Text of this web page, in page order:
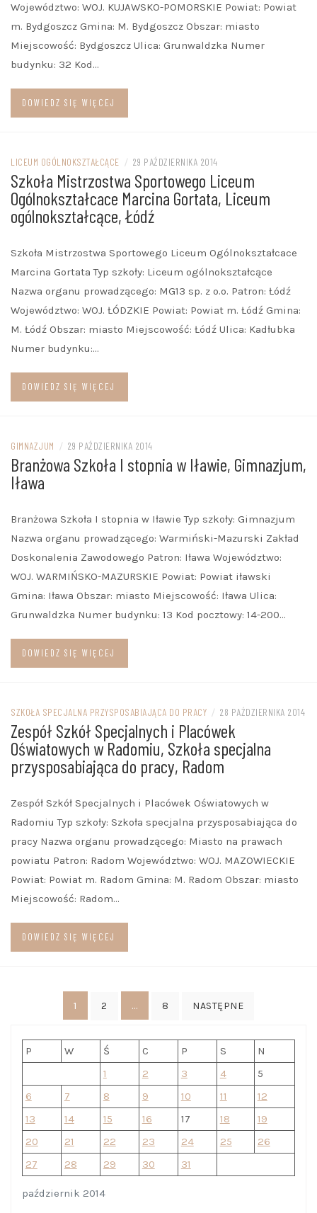
Województwo: WOJ. KUJAWSKO-POMORSKIE Powiat: Powiat
m. Bydgoszcz Gmina: M. Bydgoszcz Obszar: miasto
Miejscowość: Bydgoszcz Ulica: Grunwaldzka Numer
budynku: 32 Kod…
DOWIEDZ SIĘ WIĘCEJ
LICEUM OGÓLNOKSZTAŁCĄCE / 29 PAŹDZIERNIKA 2014
Szkoła Mistrzostwa Sportowego Liceum
Ogólnokształcace Marcina Gortata, Liceum
ogólnokształcące, Łódź
Szkoła Mistrzostwa Sportowego Liceum Ogólnokształcace
Marcina Gortata Typ szkoły: Liceum ogólnokształcące
Nazwa organu prowadzącego: MG13 sp. z o.o. Patron: Łódź
Województwo: WOJ. ŁÓDZKIE Powiat: Powiat m. Łódź Gmina:
M. Łódź Obszar: miasto Miejscowość: Łódź Ulica: Kadłubka
Numer budynku:…
DOWIEDZ SIĘ WIĘCEJ
GIMNAZJUM / 29 PAŹDZIERNIKA 2014
Branżowa Szkoła I stopnia w Iławie, Gimnazjum,
Iława
Branżowa Szkoła I stopnia w Iławie Typ szkoły: Gimnazjum
Nazwa organu prowadzącego: Warmiński-Mazurski Zakład
Doskonalenia Zawodowego Patron: Iława Województwo:
WOJ. WARMIŃSKO-MAZURSKIE Powiat: Powiat iławski
Gmina: Iława Obszar: miasto Miejscowość: Iława Ulica:
Grunwaldzka Numer budynku: 13 Kod pocztowy: 14-200…
DOWIEDZ SIĘ WIĘCEJ
SZKOŁA SPECJALNA PRZYSPOSABIAJĄCA DO PRACY / 28 PAŹDZIERNIKA 2014
Zespół Szkół Specjalnych i Placówek
Oświatowych w Radomiu, Szkoła specjalna
przysposabiająca do pracy, Radom
Zespół Szkół Specjalnych i Placówek Oświatowych w
Radomiu Typ szkoły: Szkoła specjalna przysposabiająca do
pracy Nazwa organu prowadzącego: Miasto na prawach
powiatu Patron: Radom Województwo: WOJ. MAZOWIECKIE
Powiat: Powiat m. Radom Gmina: M. Radom Obszar: miasto
Miejscowość: Radom…
DOWIEDZ SIĘ WIĘCEJ
Stronicowanie
1 2 … 8 NASTĘPNE
październik 2014
P W Ś C P S
N
1
2 3 4
5
6
7 8 9 10 11
12
13
14 15 16 17 18
19
20
21 22 23 24 25
26
27
28 29 30 31